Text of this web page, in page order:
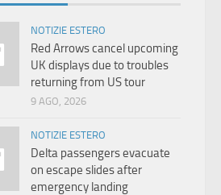
NOTIZIE ESTERO
Red Arrows cancel upcoming
UK displays due to troubles
returning from US tour
9 AGO, 2026
NOTIZIE ESTERO
Delta passengers evacuate
on escape slides after
emergency landing